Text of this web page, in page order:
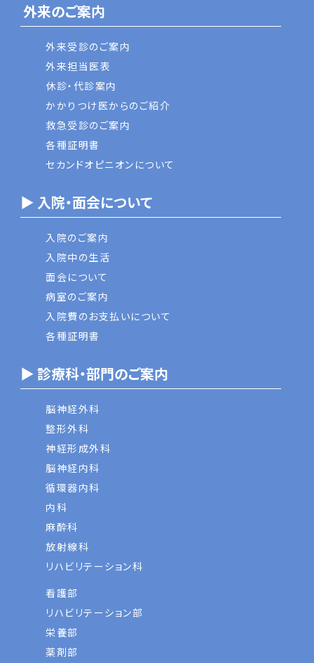
外来のご案内
外来受診のご案内
外来担当医表
休診・代診案内
かかりつけ医からのご紹介
救急受診のご案内
各種証明書
セカンドオピニオンについて
▶ 入院・面会について
入院のご案内
入院中の生活
面会について
病室のご案内
入院費のお支払いについて
各種証明書
▶ 診療科・部門のご案内
脳神経外科
整形外科
神経形成外科
脳神経内科
循環器内科
内科
麻酔科
放射線科
リハビリテーション科
看護部
リハビリテーション部
栄養部
薬剤部